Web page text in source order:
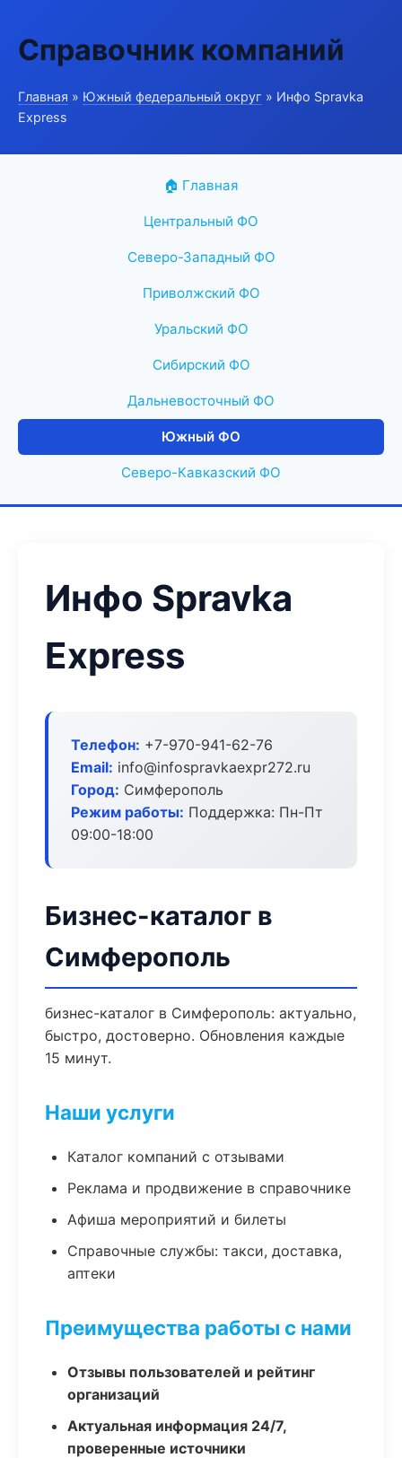
Справочник компаний
Главная » Южный федеральный округ » Инфо Spravka
Express
🏠 Главная
Центральный ФО
Северо-Западный ФО
Приволжский ФО
Уральский ФО
Сибирский ФО
Дальневосточный ФО
Южный ФО
Северо-Кавказский ФО
Инфо Spravka
Express
Телефон: +7-970-941-62-76
Email: info@infospravkaexpr272.ru
Город: Симферополь
Режим работы: Поддержка: Пн-Пт
09:00-18:00
Бизнес-каталог в
Симферополь
бизнес-каталог в Симферополь: актуально,
быстро, достоверно. Обновления каждые
15 минут.
Наши услуги
Каталог компаний с отзывами
Реклама и продвижение в справочнике
Афиша мероприятий и билеты
Справочные службы: такси, доставка,
аптеки
Преимущества работы с нами
Отзывы пользователей и рейтинг
организаций
Актуальная информация 24/7,
проверенные источники